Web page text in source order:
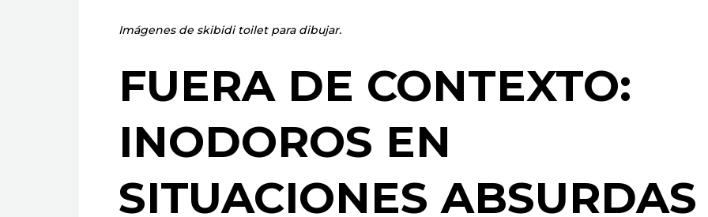
Imágenes de skibidi toilet para dibujar.
FUERA DE CONTEXTO:
INODOROS EN
SITUACIONES ABSURDAS